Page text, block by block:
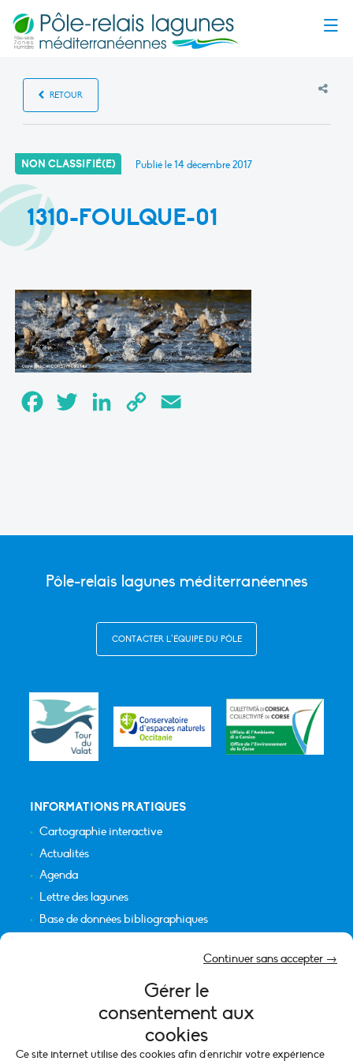
Gérer le
consentement aux
cookies
Ce site internet utilise des cookies afin d'enrichir votre expérience
Continuer sans accepter →
RETOUR
NON CLASSIFIÉ(E) Publié le14 décembre 2017
1310-FOULQUE-01
FacebookTwitter LinkedInCopy
Pôle-relais lagunes méditerranéennes
CONTACTER L’ÉQUIPE DU PÔLE
INFORMATIONS PRATIQUES
Cartographie interactive
Actualités
Agenda
Lettre des lagunes
Base de données bibliographiques
Mentions légales
Politique de cookies (UE)